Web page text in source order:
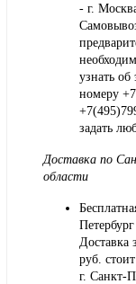
- г.
узнать
номеру
задать
Доставка по
области
Доставка
руб.
г. Санкт-